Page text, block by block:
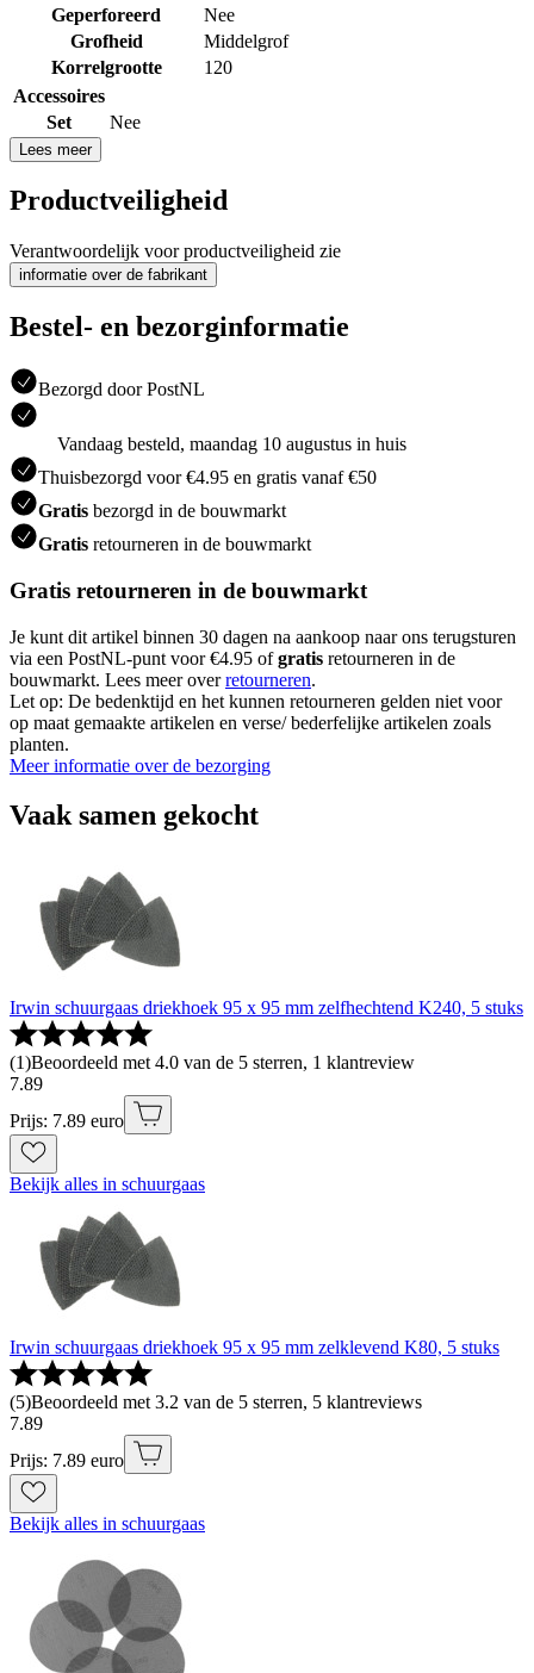
Geperforeerd
Nee
Grofheid
Middelgrof
Korrelgrootte
120
Accessoires
Set
Nee
Lees meer
Productveiligheid
Verantwoordelijk voor productveiligheid zie
informatie over de fabrikant
Bestel- en bezorginformatie
Bezorgd door PostNL
Vandaag besteld, maandag 10 augustus in huis
Thuisbezorgd voor €4.95 en gratis vanaf €50
Gratis bezorgd in de bouwmarkt
Gratis retourneren in de bouwmarkt
Gratis retourneren in de bouwmarkt
Je kunt dit artikel binnen 30 dagen na aankoop naar ons terugsturen
via een PostNL-punt voor €4.95 ofgratis retourneren in de
bouwmarkt. Lees meer overretourneren.
Let op: De bedenktijd en het kunnen retourneren gelden niet voor
op maat gemaakte artikelen en verse/ bederfelijke artikelen zoals
planten.
Meer informatie over de bezorging
Vaak samen gekocht
Irwin schuurgaas driekhoek 95 x 95 mm zelfhechtend K240, 5 stuks
(1)Beoordeeld met 4.0 van de 5 sterren, 1 klantreview
7.89
Prijs: 7.89 euro
Bekijk alles in schuurgaas
Irwin schuurgaas driekhoek 95 x 95 mm zelklevend K80, 5 stuks
(5)Beoordeeld met 3.2 van de 5 sterren, 5 klantreviews
7.89
Prijs: 7.89 euro
Bekijk alles in schuurgaas